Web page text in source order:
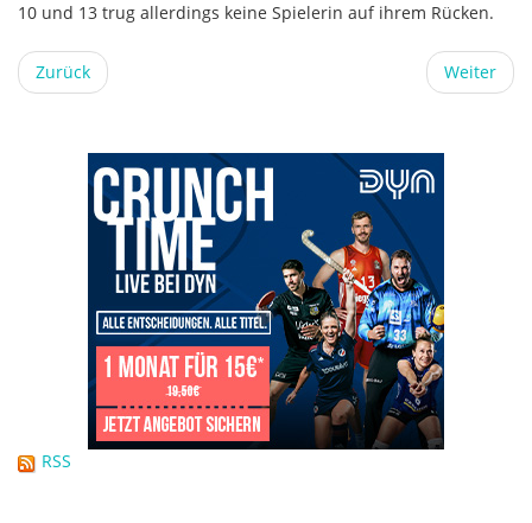
10 und 13 trug allerdings keine Spielerin auf ihrem Rücken.
Zurück Weiter
RSS